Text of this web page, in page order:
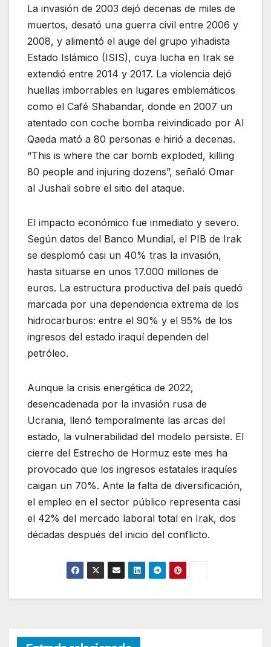
La invasión de 2003 dejó decenas de miles de
muertos, desató una guerra civil entre 2006 y
2008, y alimentó el auge del grupo yihadista
Estado Islámico (ISIS), cuya lucha en Irak se
extendió entre 2014 y 2017. La violencia dejó
huellas imborrables en lugares emblemáticos
como el Café Shabandar, donde en 2007 un
atentado con coche bomba reivindicado por Al
Qaeda mató a 80 personas e hirió a decenas.
“This is where the car bomb exploded, killing
80 people and injuring dozens”, señaló Omar
al Jushali sobre el sitio del ataque.
El impacto económico fue inmediato y severo.
Según datos del Banco Mundial, el PIB de Irak
se desplomó casi un 40% tras la invasión,
hasta situarse en unos 17.000 millones de
euros. La estructura productiva del país quedó
marcada por una dependencia extrema de los
hidrocarburos: entre el 90% y el 95% de los
ingresos del estado iraquí dependen del
petróleo.
Aunque la crisis energética de 2022,
desencadenada por la invasión rusa de
Ucrania, llenó temporalmente las arcas del
estado, la vulnerabilidad del modelo persiste. El
cierre del Estrecho de Hormuz este mes ha
provocado que los ingresos estatales iraquíes
caigan un 70%. Ante la falta de diversificación,
el empleo en el sector público representa casi
el 42% del mercado laboral total en Irak, dos
décadas después del inicio del conflicto.